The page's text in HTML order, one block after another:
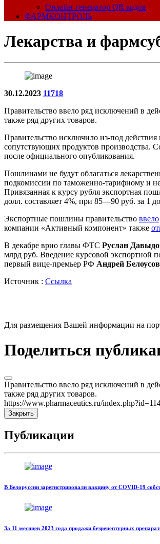
Онлайн-генератор QR кодов
ФАРМКОНТРОЛЬ
Лекарства и
30.12.2023 11718
Правительство ввело ряд исключений в
также ряд других товаров.
Правительство исключило из‑под
сопутствующих продуктов производства.
после официального опубликования.
Пошлинами не будут облагаться
подкомиссии по таможенно-тарифному и
Привязанная к курсу рубля экспортная
долл. составляет 4%, при 85—90 руб. за
Экспортные пошлины правительство ввело
компании «Активный компонент» также
В декабре врио главы ФТС Руслан
млрд руб. Введение курсовой экспортной
первый вице-премьер РФ Андрей
Источник : Ссылка
Для размещения Вашей информации на
Поделиться
Правительство ввело ряд исключений в
также ряд других товаров.
https://www.pharmaceutics.ru/
Закрыть
Публикации
В Белоруссии зарегистрировали вакцину от COVID-19
За 11 месяцев 2023 года продажи безрецептурных